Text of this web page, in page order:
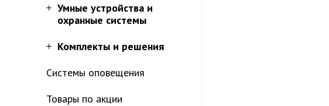
Умные устройства и
охранные системы
Комплекты и решения
Системы оповещения
Товары по акции